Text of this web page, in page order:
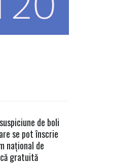
de boli
se pot înscrie
național de
gratuită